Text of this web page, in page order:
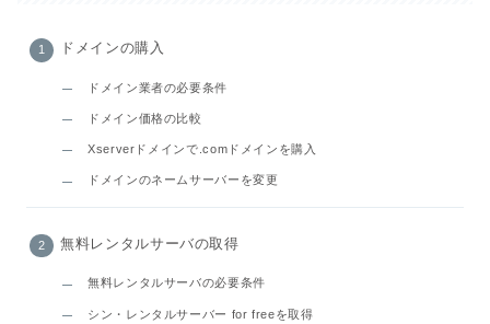
ドメインの購入
ドメイン業者の必要条件
ドメイン価格の比較
Xserverドメインで.comドメインを購入
ドメインのネームサーバーを変更
無料レンタルサーバの取得
無料レンタルサーバの必要条件
シン・レンタルサーバー for freeを取得